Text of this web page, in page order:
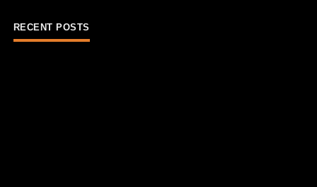
RECENT POSTS